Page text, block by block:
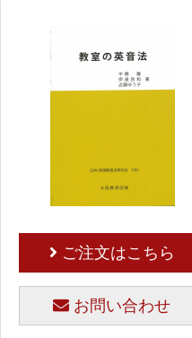
ご注文はこちら
お問い合わせ